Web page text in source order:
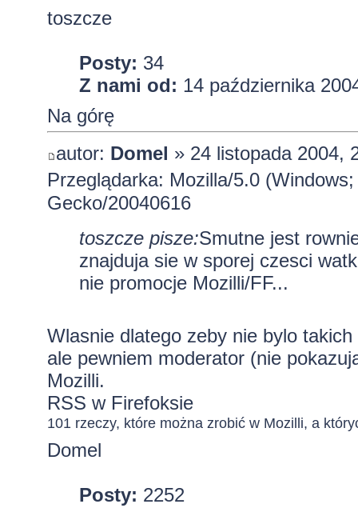
toszcze
Posty: 34
Z nami od: 14 października
Na górę
autor: Domel » 24 listopada 2004,
Przeglądarka: Mozilla/5.0
Gecko/20040616
toszcze pisze:Smutne jest
znajduja sie w sporej czesci
nie promocje Mozilli/FF...
Wlasnie dlatego zeby nie bylo
ale pewniem moderator (nie
Mozilli.
RSS w Firefoksie
101 rzeczy, które można zrobić w Mozilli, a
Domel
Posty: 2252